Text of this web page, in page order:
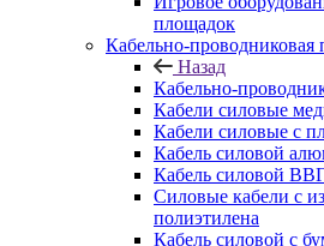
площадок
Кабельно-проводниковая
Назад
Кабельно-
Кабели силовые
Кабели силовые с
Кабель силовой
Кабель силовой
Силовые кабели с
полиэтилена
Кабель силовой с